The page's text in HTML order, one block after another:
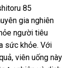
85
gia nghiên
người tiêu
sức khỏe. Với
viên uống này